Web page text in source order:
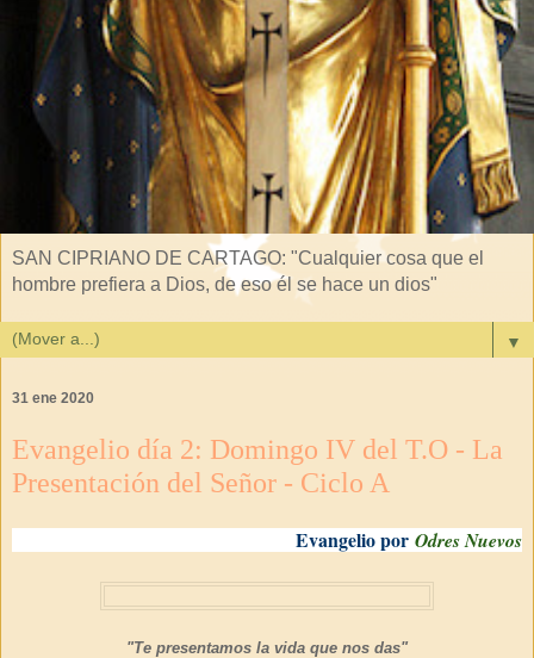
SAN CIPRIANO DE CARTAGO: "Cualquier cosa que el
hombre prefiera a Dios, de eso él se hace un dios"
▼
31 ene 2020
Evangelio día 2: Domingo IV del T.O - La
Presentación del Señor - Ciclo A
Evangelio por Odres Nuevos
"Te presentamos la vida que nos das"